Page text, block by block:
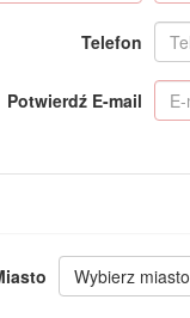
Telefon
Potwierdź E-mail
Wybierz miasto